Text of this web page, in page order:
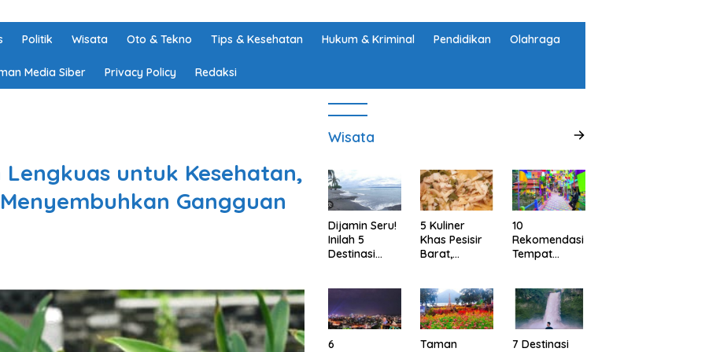
Politik Wisata Oto & Tekno Tips & Kesehatan Hukum & Kriminal Pendidikan Olahraga
Media Siber Privacy Policy Redaksi
untuk Kesehatan,
Gangguan
Wisata
Dijamin Seru!
Inilah 5
Destinasi
Lampung
5 Kuliner
Khas Pesisir
Barat,
Kamu Coba,
Dijamin Enak
10
Rekomendasi
Tempat
Ikonik di
Semarang
untuk Liburan
di Akhir
6
Taman
7 Destinasi